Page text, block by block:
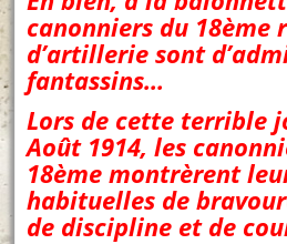
canonniers du 18ème
d’artillerie sont
fantassins…
Lors de cette terrible
Août 1914, les
18ème montrèrent
habituelles de
de discipline et de